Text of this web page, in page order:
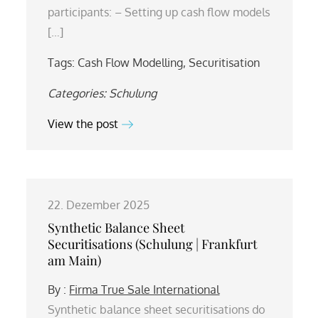
participants: – Setting up cash flow models
[…]
Tags: Cash Flow Modelling,Securitisation
Categories: Schulung
View the post
22. Dezember 2025
Synthetic Balance Sheet
Securitisations (Schulung | Frankfurt
am Main)
By : Firma True Sale International
Synthetic balance sheet securitisations do